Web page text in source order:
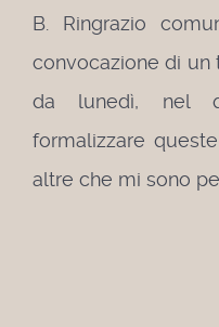
B. Ringrazio
convocazione di un
da lunedì, nel
formalizzare
altre che mi sono